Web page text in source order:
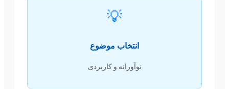
💡
انتخاب موضوع
نوآورانه و کاربردی